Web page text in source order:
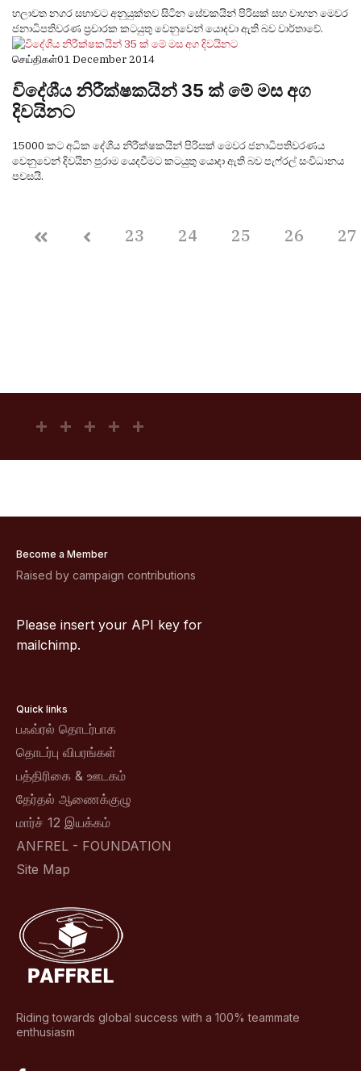
හලාවත නගර සභාවට අනුයුක්තව සිටින සේවකයින් පිරිසක් සහ වාහන මෙවර
ජනාධිපතිවරණ ප්‍රචාරක කටයුතු වෙනුවෙන් යොදවා ඇති බව වාර්තාවේ.
செய்திகள்01 December 2014
විදේශීය නිරීක්ෂකයින් 35 ක් මේ මස අග
දිවයිනට
15000 කට අධික දේශීය නිරීක්ෂකයින් පිරිසක් මෙවර ජනාධිපතිවරණය
වෙනුවෙන් දිවයින පුරාම යෙදවීමට කටයුතු යොදා ඇති බව පැෆ්රල් සංවිධානය
පවසයි.
23 24 25 26 27
Become a Member
Raised by campaign contributions
Please insert your API key for
mailchimp.
Quick links
பஃவ்ரல் தொடர்பாக
தொடர்பு விபரங்கள்
பத்திரிகை & ஊடகம்
தேர்தல் ஆணைக்குழு
மார்ச் 12 இயக்கம்
ANFREL - FOUNDATION
Site Map
Riding towards global success with a 100% teammate
enthusiasm